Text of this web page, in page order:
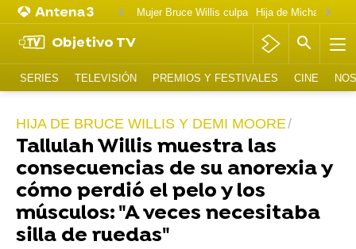
Mujer Bruce Willis culpa
Objetivo TV
SERIES TELEVISIÓN PREMIOS Y FESTIVALES CINE
HIJA DE BRUCE WILLIS Y DEMI MOORE
Tallulah Willis muestra las
consecuencias de su anorexia y
cómo perdió el pelo y los
músculos: "A veces necesitaba
silla de ruedas"